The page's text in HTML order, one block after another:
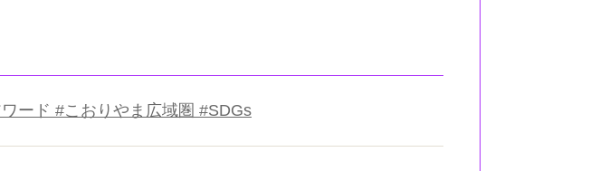
ード #こおりやま広域圏 #SDGs